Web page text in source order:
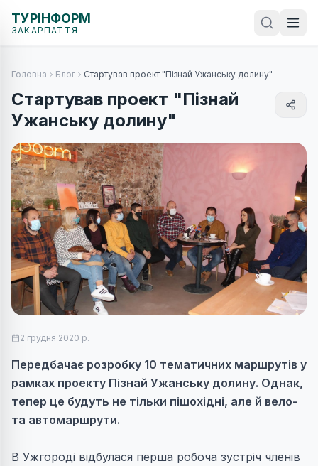
ТУРІНФОРМ
ЗАКАРПАТТЯ
Головна Блог Стартував проект "Пізнай Ужанську долину"
Стартував проект "Пізнай
Ужанську долину"
2 грудня 2020 р.
Передбачає розробку 10 тематичних маршрутів у
рамках проекту Пізнай Ужанську долину. Однак,
тепер це будуть не тільки пішохідні, але й вело-
та автомаршрути.
В Ужгороді відбулася перша робоча зустріч членів